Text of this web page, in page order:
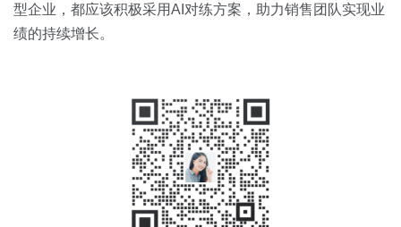
型企业，都应该积极采用AI对练方案，助力销售团队实现业
绩的持续增长。